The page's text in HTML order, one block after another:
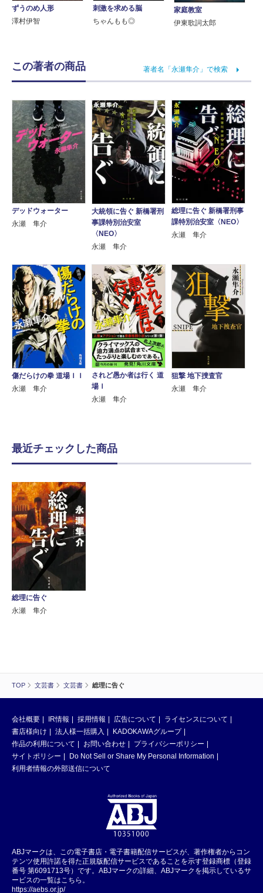
TOP 文芸書 文芸書 総理に告ぐ
ずうのめ人形
澤村伊智
刺激を求める脳
ちゃんもも◎
家庭教室
伊東歌詞太郎
この著者の商品 著者名「永瀬隼介」で検索
デッドウォーター
永瀬 隼介
大統領に告ぐ 新橋署刑
事課特別治安室
〈NEO〉
永瀬 隼介
総理に告ぐ 新橋署刑事
課特別治安室〈NEO〉
永瀬 隼介
傷だらけの拳 道場ＩＩ
永瀬 隼介
されど愚か者は行く 道
場Ｉ
永瀬 隼介
狙撃 地下捜査官
永瀬 隼介
最近チェックした商品
総理に告ぐ
永瀬 隼介
会社概要 IR情報 採用情報 広告について
ライセンスについて
書店様向け
法人様一括購入
KADOKAWAグループ
作品の利用について
お問い合わせ
プライバシーポリシー
サイトポリシー
Do Not Sell or Share My Personal Information
利用者情報の外部送信について
ABJマークは、この電子書店・電子書籍配信サービスが、著作権者からコン
テンツ使用許諾を得た正規版配信サービスであることを示す登録商標（登録
番号 第6091713号）です。ABJマークの詳細、ABJマークを掲示しているサ
ービスの一覧はこちら。
https://aebs.or.jp/